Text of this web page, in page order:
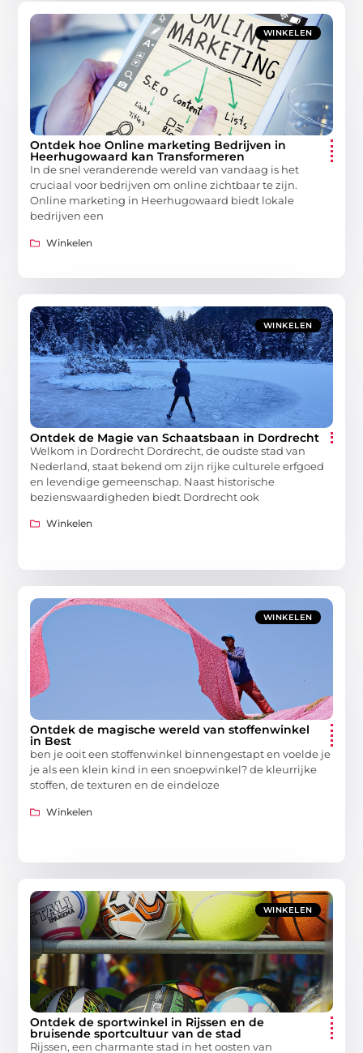
WINKELEN
Ontdek hoe Online marketing Bedrijven in
Heerhugowaard kan Transformeren
In de snel veranderende wereld van vandaag is het
cruciaal voor bedrijven om online zichtbaar te zijn.
Online marketing in Heerhugowaard biedt lokale
bedrijven een
Winkelen
WINKELEN
Ontdek de Magie van Schaatsbaan in Dordrecht
Welkom in Dordrecht Dordrecht, de oudste stad van
Nederland, staat bekend om zijn rijke culturele erfgoed
en levendige gemeenschap. Naast historische
bezienswaardigheden biedt Dordrecht ook
Winkelen
WINKELEN
Ontdek de magische wereld van stoffenwinkel
in Best
ben je ooit een stoffenwinkel binnengestapt en voelde je
je als een klein kind in een snoepwinkel? de kleurrijke
stoffen, de texturen en de eindeloze
Winkelen
WINKELEN
Ontdek de sportwinkel in Rijssen en de
bruisende sportcultuur van de stad
Rijssen, een charmante stad in het oosten van